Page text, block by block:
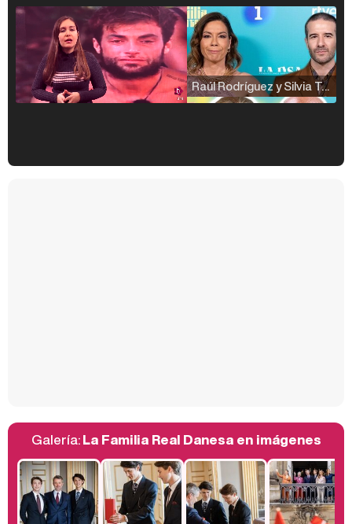
Raúl Rodríguez y Silvia Taulés nos cuentan su papel en 'La familia de la tele'
Galería:La Familia Real Danesa en imágenes